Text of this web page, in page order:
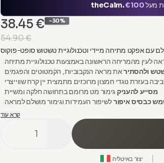
theCalm. מעל€100
54.90 €
38.45 € -30%
לעין מהמריחה הראשונה באמצעות טכנולוגיית מתיחה
ולהסתיראת מראה הנקבוביות, הקמטוטים והפגמים
בעזרת נוגדי חמצון מרוכזים מתמצית יין קרח שווייצרי
מסייע להעניקגימור מט מרומם בתחושה חלקה ומשיית
כבסיס איפורלשיפור העמידות וגימור מושלם למראה
קרא עוד
1
יצור באיטליה